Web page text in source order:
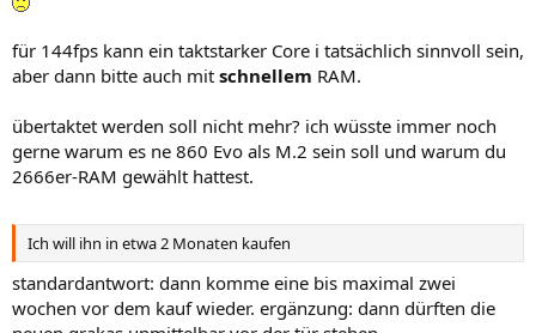
für 144fps kann ein taktstarker Core i tatsächlich sinnvoll sein,
aber dann bitte auch mit schnellem RAM.
übertaktet werden soll nicht mehr? ich wüsste immer noch
gerne warum es ne 860 Evo als M.2 sein soll und warum du
2666er-RAM gewählt hattest.
Ich will ihn in etwa 2 Monaten kaufen
standardantwort: dann komme eine bis maximal zwei
wochen vor dem kauf wieder. ergänzung: dann dürften die